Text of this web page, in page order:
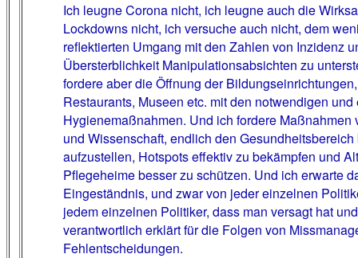
Ich leugne Corona nicht, ich leugne auch die
Lockdowns nicht, ich versuche auch nicht, dem
reflektierten Umgang mit den Zahlen von Inzidenz
Übersterblichkeit Manipulationsabsichten zu
fordere aber die Öffnung der
Restaurants, Museen etc. mit den notwendigen und
Hygienemaßnahmen. Und ich fordere Maßnahmen
und Wissenschaft, endlich den Gesundheitsbereich
aufzustellen, Hotspots effektiv zu bekämpfen und
Pflegeheime besser zu schützen. Und ich erwarte
Eingeständnis, und zwar von jeder einzelnen
jedem einzelnen Politiker, dass man versagt hat
verantwortlich erklärt für die Folgen von
Fehlentscheidungen.